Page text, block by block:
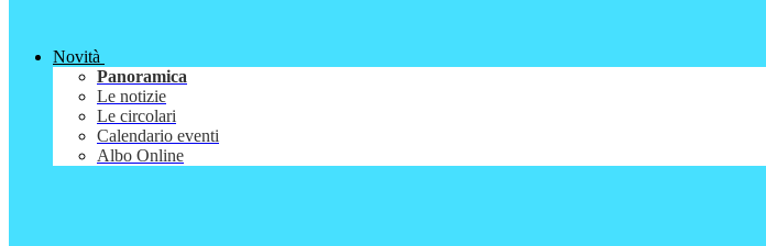
Novità
Panoramica
Le notizie
Le circolari
Calendario eventi
Albo Online